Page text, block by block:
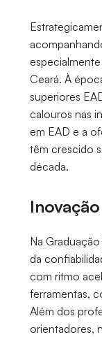
Ceará. À
superiores
calouros nas
em EAD e a
têm crescido
década.
Na
da
com ritmo
ferramentas,
Além dos
orientadores,